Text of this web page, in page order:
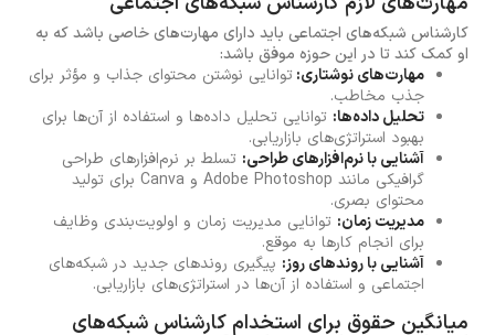
کارشناس شبکه‌های اجتماعی باید دارای مهارت‌های خاصی باشد که به
او کمک کند تا در این حوزه موفق باشد:
مهارت‌های نوشتاری:توانایی نوشتن محتوای جذاب و مؤثر برای
جذب مخاطب.
تحلیل داده‌ها: توانایی تحلیل داده‌ها و استفاده از آن‌ها برای
بهبود استراتژی‌های بازاریابی.
آشنایی با نرم‌افزارهای طراحی: تسلط بر نرم‌افزارهای طراحی
گرافیکی مانند Adobe Photoshop و Canva برای تولید
محتوای بصری.
مدیریت زمان: توانایی مدیریت زمان و اولویت‌بندی وظایف
برای انجام کارها به موقع.
آشنایی با روندهای روز: پیگیری روندهای جدید در شبکه‌های
اجتماعی و استفاده از آن‌ها در استراتژی‌های بازاریابی.
میانگین حقوق برای استخدام کارشناس شبکه‌های